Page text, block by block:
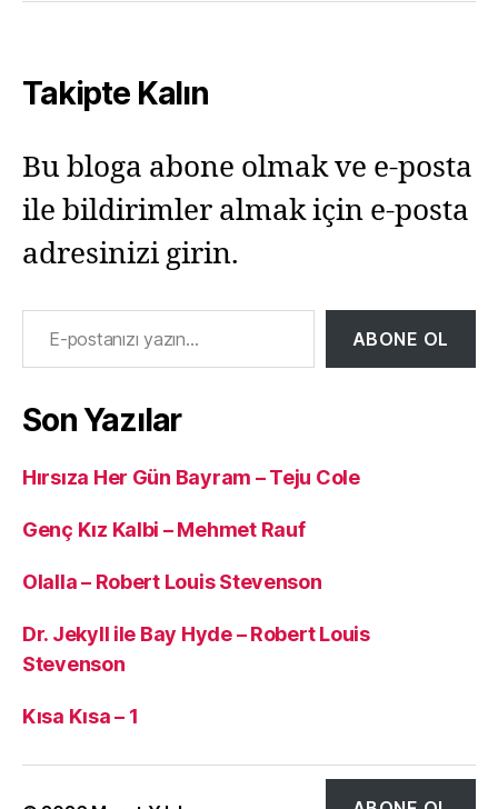
Takipte Kalın
Bu bloga abone olmak ve e-posta
ile bildirimler almak için e-posta
adresinizi girin.
E-postanızı yazın…
ABONE OL
Son Yazılar
Hırsıza Her Gün Bayram – Teju Cole
Genç Kız Kalbi – Mehmet Rauf
Olalla – Robert Louis Stevenson
Dr. Jekyll ile Bay Hyde – Robert Louis
Stevenson
Kısa Kısa – 1